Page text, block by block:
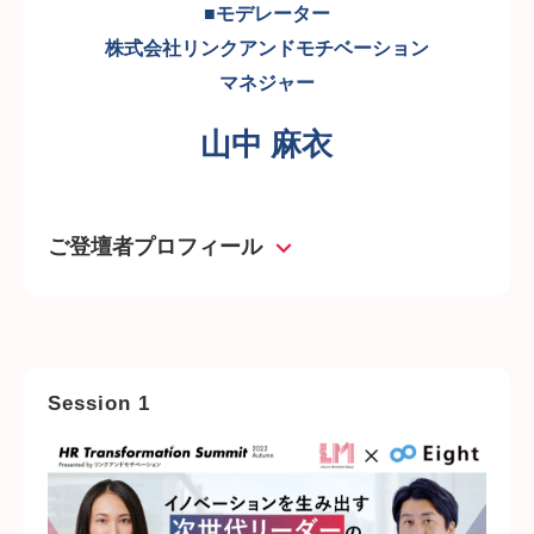
■モデレーター
株式会社リンクアンドモチベーション
マネジャー
山中 麻衣
ご登壇者プロフィール
Session 1